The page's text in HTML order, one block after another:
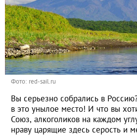
Фото: red-sail.ru
Вы серьезно собрались в
в это унылое место! И что вы
Союз, алкоголиков на каждом
нраву царящие здесь серость и